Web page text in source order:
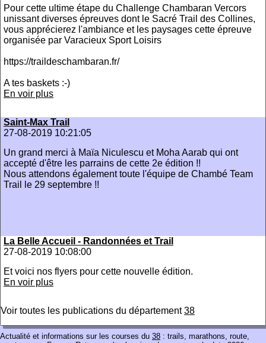
Pour cette ultime étape du Challenge Chambaran Vercors
unissant diverses épreuves dont le Sacré Trail des Collines,
vous apprécierez l'ambiance et les paysages cette épreuve
organisée par Varacieux Sport Loisirs
https://traildeschambaran.fr/
A tes baskets :-)
En voir plus
Saint-Max Trail
27-08-2019 10:21:05
Un grand merci à Maïa Niculescu et Moha Aarab qui ont
accepté d'être les parrains de cette 2e édition !!
Nous attendons également toute l'équipe de Chambé Team
Trail le 29 septembre !!
La Belle Accueil - Randonnées et Trail
27-08-2019 10:08:00
Et voici nos flyers pour cette nouvelle édition.
En voir plus
Voir toutes les publications du département38
Actualité et informations sur les courses du 38 : trails, marathons, route,